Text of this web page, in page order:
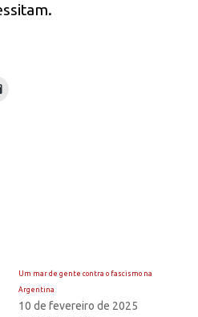
Um mar de gente contra o fascismo na
Argentina
10 de fevereiro de 2025